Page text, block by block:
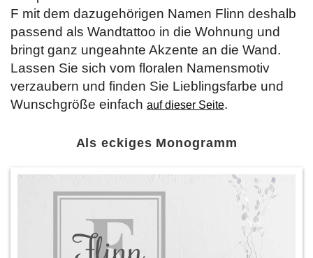
F mit dem dazugehörigen Namen Flinn deshalb
passend als Wandtattoo in die Wohnung und
bringt ganz ungeahnte Akzente an die Wand.
Lassen Sie sich vom floralen Namensmotiv
verzaubern und finden Sie Lieblingsfarbe und
Wunschgröße einfach auf dieser Seite.
Als eckiges Monogramm